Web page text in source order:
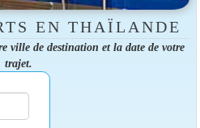
EN THAÏLANDE
ville de destination et la date de votre
trajet.